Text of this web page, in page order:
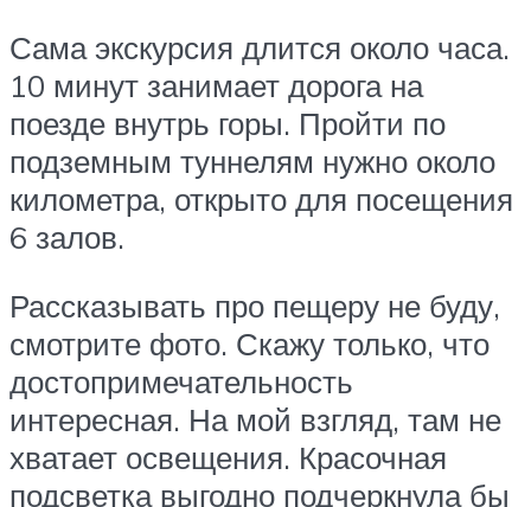
Сама экскурсия длится около часа.
10 минут занимает дорога на
поезде внутрь горы. Пройти по
подземным туннелям нужно около
километра, открыто для посещения
6 залов.
Рассказывать про пещеру не буду,
смотрите фото. Скажу только, что
достопримечательность
интересная. На мой взгляд, там не
хватает освещения. Красочная
подсветка выгодно подчеркнула бы